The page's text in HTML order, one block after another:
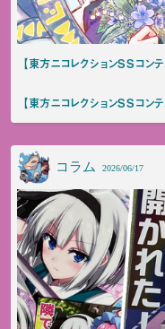
【東方ニコレクションSSコ
【東方ニコレクションSSコン
コラム 2026/06/17